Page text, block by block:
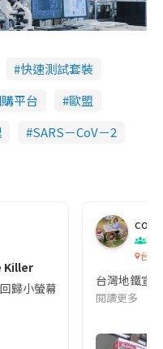
快速測試套裝
平台
歐盟
SARS－CoV－2
Killer
歸小螢幕啦!這次的劇本改編
co
吹
台灣
台灣地鐵宣
閱讀更多